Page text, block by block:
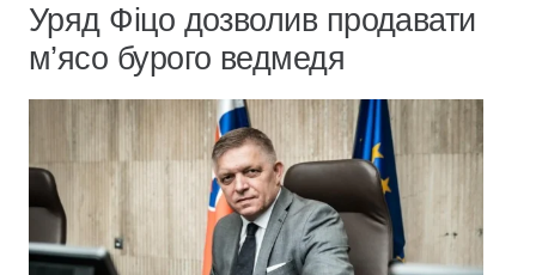
Уряд Фіцо дозволив продавати
м’ясо бурого ведмедя